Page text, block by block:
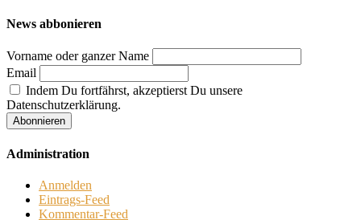
News abbonieren
Vorname oder ganzer Name
Email
Indem Du fortfährst, akzeptierst Du unsere
Datenschutzerklärung.
Administration
Anmelden
Eintrags-Feed
Kommentar-Feed